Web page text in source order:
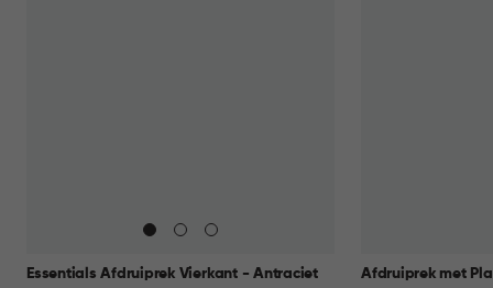
Essentials Afdruiprek Vierkant - Antraciet Afdruiprek met